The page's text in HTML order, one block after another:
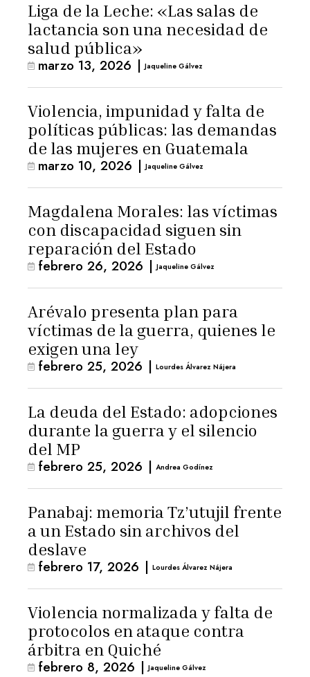
Liga de la Leche: «Las salas de
lactancia son una necesidad de
salud pública»
marzo 13, 2026 | Jaqueline Gálvez
Violencia, impunidad y falta de
políticas públicas: las demandas
de las mujeres en Guatemala
marzo 10, 2026 | Jaqueline Gálvez
Magdalena Morales: las víctimas
con discapacidad siguen sin
reparación del Estado
febrero 26, 2026 | Jaqueline Gálvez
Arévalo presenta plan para
víctimas de la guerra, quienes le
exigen una ley
febrero 25, 2026 | Lourdes Álvarez Nájera
La deuda del Estado: adopciones
durante la guerra y el silencio
del MP
febrero 25, 2026 | Andrea Godínez
Panabaj: memoria Tz’utujil frente
a un Estado sin archivos del
deslave
febrero 17, 2026 | Lourdes Álvarez Nájera
Violencia normalizada y falta de
protocolos en ataque contra
árbitra en Quiché
febrero 8, 2026 | Jaqueline Gálvez